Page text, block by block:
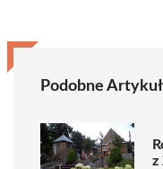
Podobne
z